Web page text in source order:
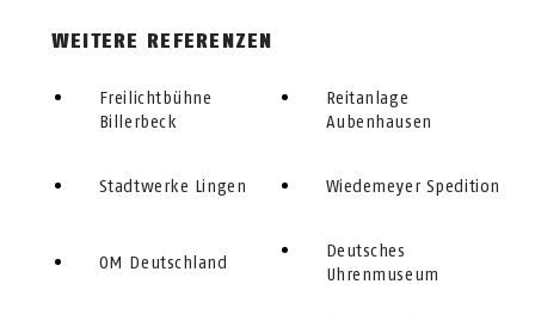
WEITERE REFERENZEN
Freilichtbühne
Billerbeck
Stadtwerke Lingen
OM Deutschland
Reitanlage
Aubenhausen
Wiedemeyer Spedition
Deutsches
Uhrenmuseum